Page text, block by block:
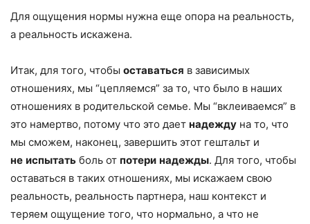
Для ощущения нормы нужна еще опора на реальность,
а реальность искажена.
Итак, для того, чтобы оставаться в зависимых
отношениях, мы “цепляемся” за то, что было в наших
отношениях в родительской семье. Мы “вклеиваемся” в
это намертво, потому что это дает надежду на то, что
мы сможем, наконец, завершить этот гештальт и
не испытать боль от потери надежды. Для того, чтобы
оставаться в таких отношениях, мы искажаем свою
реальность, реальность партнера, наш контекст и
теряем ощущение того, что нормально, а что не